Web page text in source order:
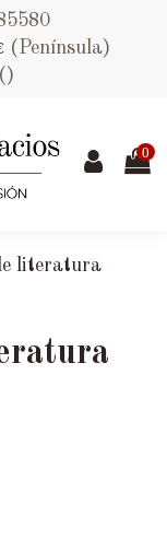
(Península)
)
0
literatura